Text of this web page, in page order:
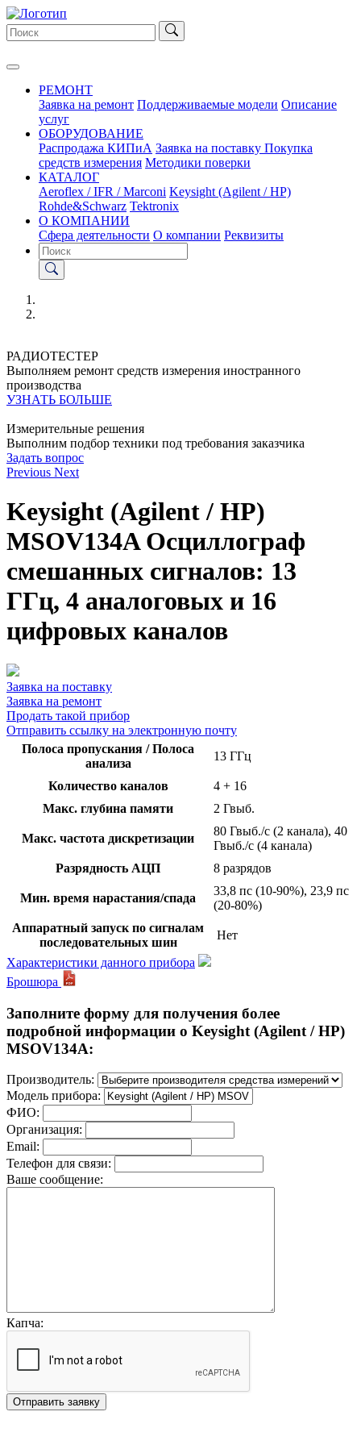
РЕМОНТ
Заявка на ремонт Поддерживаемые модели Описание
услуг
ОБОРУДОВАНИЕ
Распродажа КИПиА Заявка на поставку Покупка
средств измерения Методики поверки
КАТАЛОГ
Aeroflex / IFR / Marconi Keysight (Agilent / HP)
Rohde&Schwarz Tektronix
О КОМПАНИИ
Сфера деятельности О компании Реквизиты
РАДИОТЕСТЕР
Выполняем ремонт средств измерения иностранного
производства
УЗНАТЬ БОЛЬШЕ
Измерительные решения
Выполним подбор техники под требования заказчика
Задать вопрос
Previous Next
Keysight (Agilent / HP)
MSOV134A Осциллограф
смешанных сигналов: 13
ГГц, 4 аналоговых и 16
цифровых каналов
Заявка на поставку
Заявка на ремонт
Продать такой прибор
Отправить ссылку на электронную почту
Полоса пропускания / Полоса
анализа
13 ГГц
Количество каналов
4 + 16
Макс. глубина памяти
2 Гвыб.
Макс. частота дискретизации
80 Гвыб./с (2 канала), 40
Гвыб./с (4 канала)
Разрядность АЦП
8 разрядов
Мин. время нарастания/спада
33,8 пс (10-90%), 23,9 пс
(20-80%)
Аппаратный запуск по сигналам
последовательных шин
Нет
Характеристики данного прибора
Брошюра
Заполните форму для получения более
подробной информации о Keysight (Agilent / HP)
MSOV134A:
Производитель:
Модель прибора:
ФИО:
Организация:
Email:
Телефон для связи:
Ваше сообщение:
Капча:
Отправить заявку